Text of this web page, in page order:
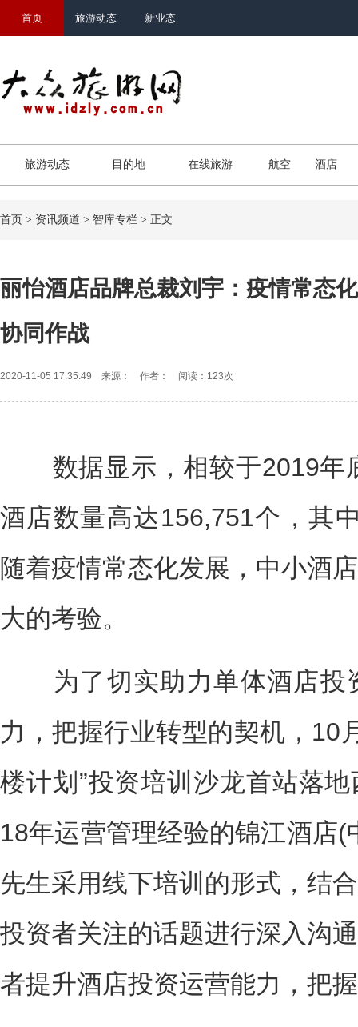
首页 旅游动态 新业态
旅游动态 目的地 在线旅游 航空 酒店
首页 > 资讯频道 > 智库专栏 > 正文
丽怡酒店品牌总裁刘宇：疫情常态
协同作战
2020-11-05 17:35:49 来源： 作者： 阅读： 123次
数据显示，相较于2019年
酒店数量高达156,751个，其
随着疫情常态化发展，中小酒
大的考验。
为了切实助力单体酒店投
力，把握行业转型的契机，10
楼计划”投资培训沙龙首站落
18年运营管理经验的锦江酒店
先生采用线下培训的形式，结
投资者关注的话题进行深入沟
者提升酒店投资运营能力，把